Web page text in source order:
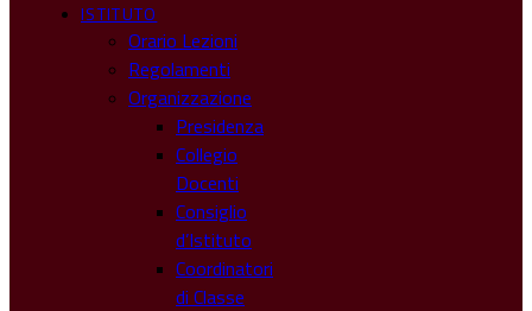
ISTITUTO
Orario Lezioni
Regolamenti
Organizzazione
Presidenza
Collegio
Docenti
Consiglio
d’Istituto
Coordinatori
di Classe